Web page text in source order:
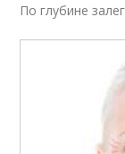
По глубине